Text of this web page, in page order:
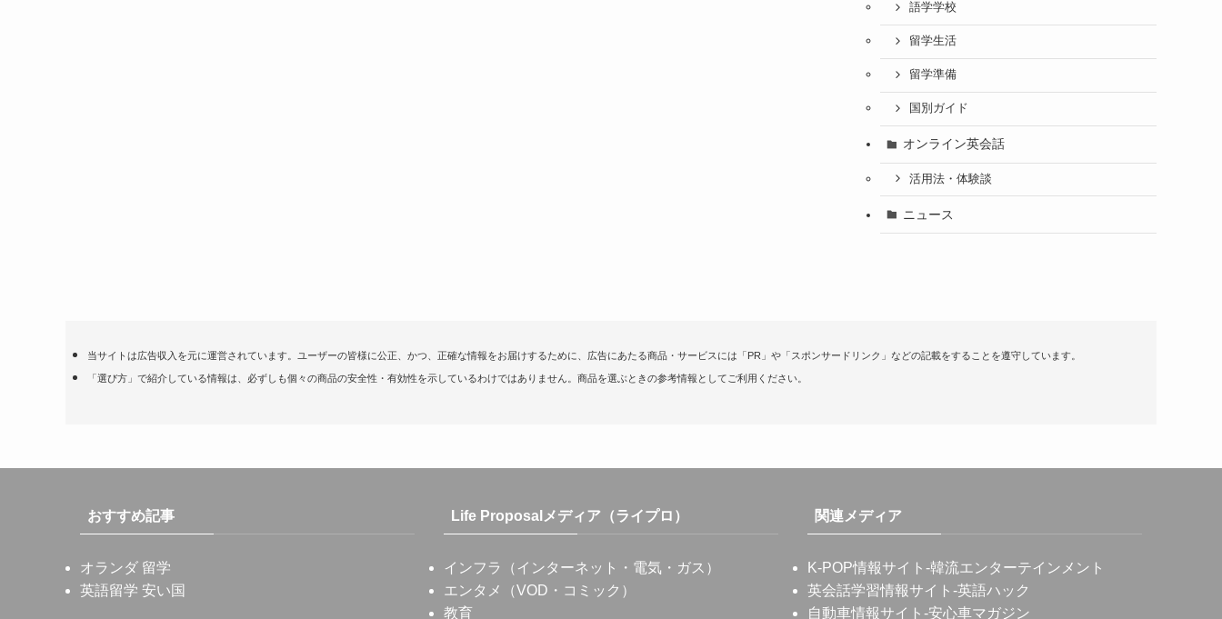
語学学校
留学生活
留学準備
国別ガイド
オンライン英会話
活用法・体験談
ニュース
当サイトは広告収入を元に運営されています。ユーザーの皆様に公正、かつ、正確な情報をお届けするために、広告にあたる商品・サービスには「PR」や「スポンサードリンク」などの記載をすることを遵守しています。
「選び方」で紹介している情報は、必ずしも個々の商品の安全性・有効性を示しているわけではありません。商品を選ぶときの参考情報としてご利用ください。
おすすめ記事
オランダ 留学
英語留学 安い国
Life Proposalメディア（ライプロ）
インフラ（インターネット・電気・ガス）
エンタメ（VOD・コミック）
教育
関連メディア
K-POP情報サイト -韓流エンターテインメント
英会話学習情報サイト -英語ハック
自動車情報サイト -安心車マガジン